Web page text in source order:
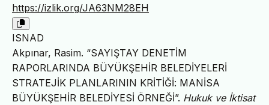
https://izlik.org/JA63NM28EH
ISNAD
Akpınar, Rasim. “SAYIŞTAY DENETİM
RAPORLARINDA BÜYÜKŞEHİR BELEDİYELERİ
STRATEJİK PLANLARININ KRİTİĞİ: MANİSA
BÜYÜKŞEHİR BELEDİYESİ ÖRNEĞİ”. Hukuk ve İktisat